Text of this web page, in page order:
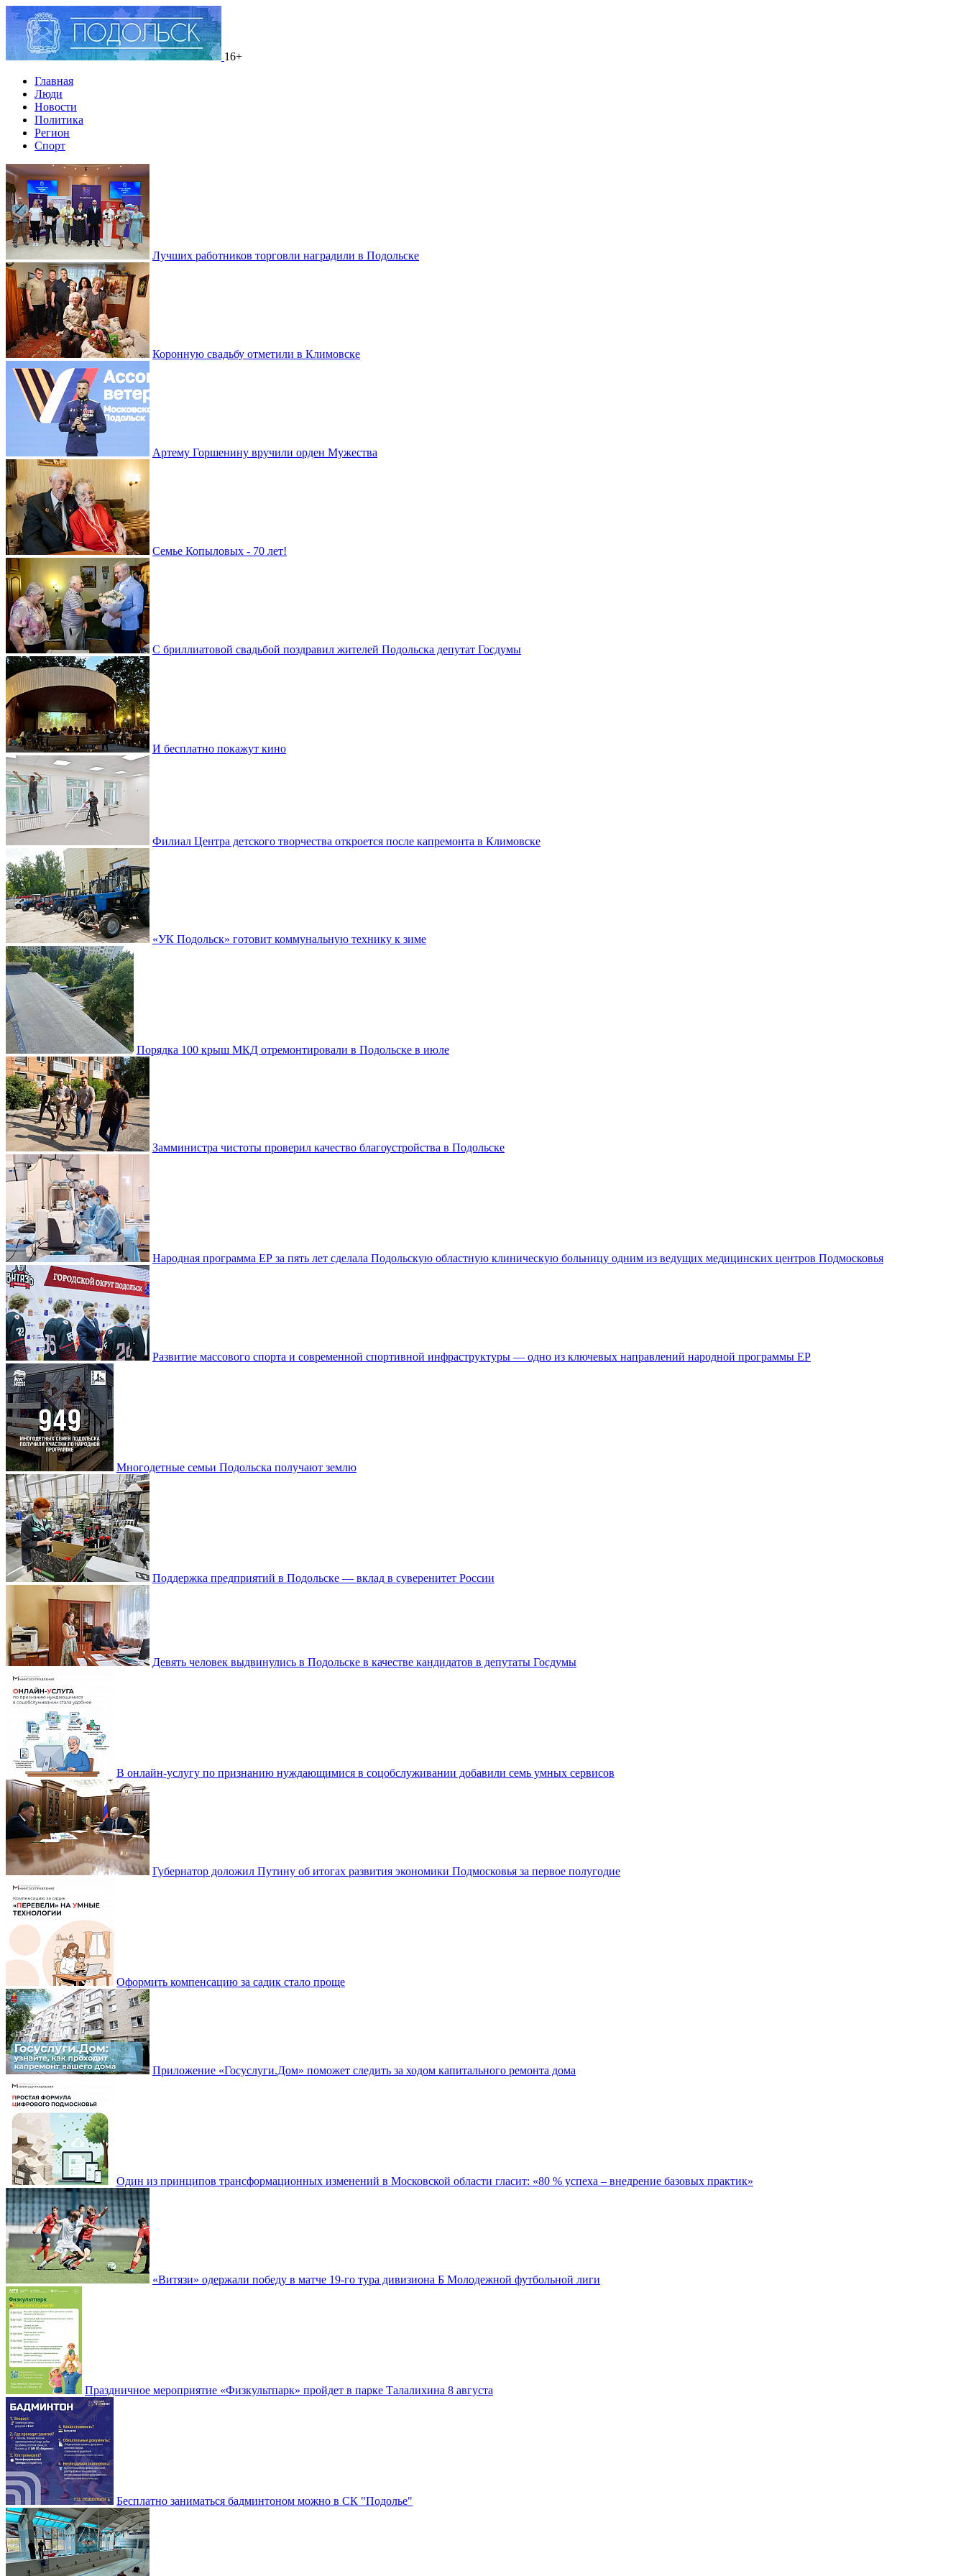
16+
Главная
Люди
Новости
Политика
Регион
Спорт
Лучших работников торговли наградили в Подольске
Коронную свадьбу отметили в Климовске
Артему Горшенину вручили орден Мужества
Семье Копыловых - 70 лет!
С бриллиатовой свадьбой поздравил жителей Подольска депутат Госдумы
И бесплатно покажут кино
Филиал Центра детского творчества откроется после капремонта в Климовске
«УК Подольск» готовит коммунальную технику к зиме
Порядка 100 крыш МКД отремонтировали в Подольске в июле
Замминистра чистоты проверил качество благоустройства в Подольске
Народная программа ЕР за пять лет сделала Подольскую областную клиническую больницу одним из ведущих медицинских центров Подмосковья
Развитие массового спорта и современной спортивной инфраструктуры — одно из ключевых направлений народной программы ЕР
Многодетные семьи Подольска получают землю
Поддержка предприятий в Подольске — вклад в суверенитет России
Девять человек выдвинулись в Подольске в качестве кандидатов в депутаты Госдумы
В онлайн-услугу по признанию нуждающимися в соцобслуживании добавили семь умных сервисов
Губернатор доложил Путину об итогах развития экономики Подмосковья за первое полугодие
Оформить компенсацию за садик стало проще
Приложение «Госуслуги.Дом» поможет следить за ходом капитального ремонта дома
Один из принципов трансформационных изменений в Московской области гласит: «80 % успеха – внедрение базовых практик»
«Витязи» одержали победу в матче 19-го тура дивизиона Б Молодежной футбольной лиги
Праздничное мероприятие «Физкультпарк» пройдет в парке Талалихина 8 августа
Бесплатно заниматься бадминтоном можно в СК "Подолье"